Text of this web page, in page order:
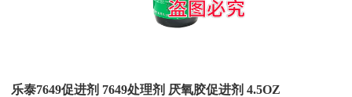
乐泰7649促进剂 7649处理剂 厌氧胶促进剂 4.5OZ